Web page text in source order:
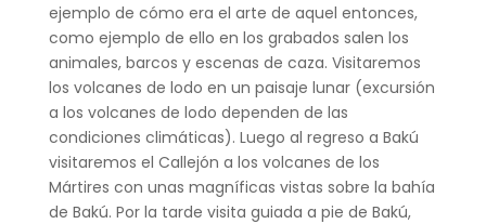
ejemplo de cómo era el arte de aquel entonces,
como ejemplo de ello en los grabados salen los
animales, barcos y escenas de caza. Visitaremos
los volcanes de lodo en un paisaje lunar (excursión
a los volcanes de lodo dependen de las
condiciones climáticas). Luego al regreso a Bakú
visitaremos el Callejón a los volcanes de los
Mártires con unas magníficas vistas sobre la bahía
de Bakú. Por la tarde visita guiada a pie de Bakú,